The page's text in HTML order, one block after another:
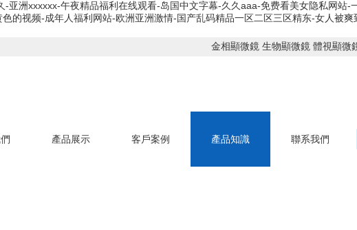
洲xxxxxx-午夜精品福利在线观看-岛国中文字幕-久久aaa-免费看美女隐私网站
的视频-成年人福利网站-欧洲亚洲激情-国产乱码精品一区二区三区精东-女人被
金相顯微鏡 生物顯微鏡 體視顯微
產品展示 客戶案例 產品知識 聯系我們